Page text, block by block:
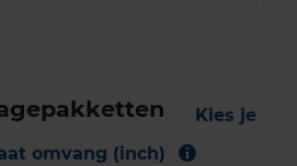
Kies je
omvang (inch)